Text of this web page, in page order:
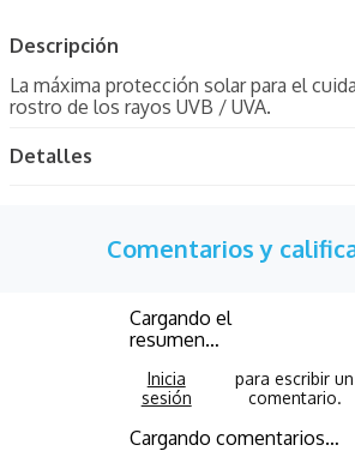
Descripción
La máxima protección solar para el
rostro de los rayos UVB / UVA.
Detalles
Comentarios y
Cargando el
resumen…
Cargando comentarios…